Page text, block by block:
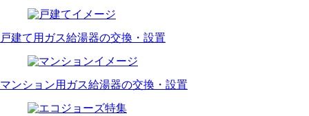
戸建て用ガス給湯器の交換・設置
マンション用ガス給湯器の交換・設置